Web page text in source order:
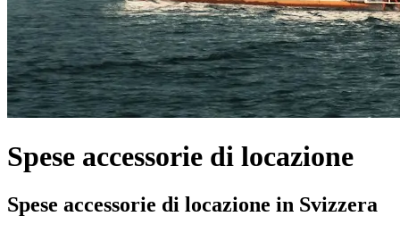
Spese accessorie di locazione
Spese accessorie di locazione in Svizzera